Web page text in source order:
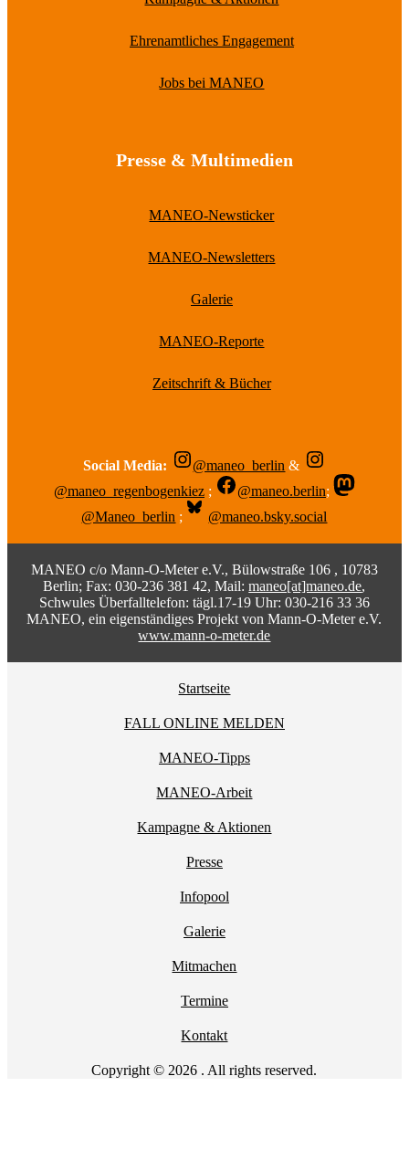
Ehrenamtliches Engagement
Jobs bei MANEO
Presse & Multimedien
MANEO-Newsticker
MANEO-Newsletters
Galerie
MANEO-Reporte
Zeitschrift & Bücher
Social Media: @maneo_berlin &
@maneo_regenbogenkiez ; @maneo.berlin;
@Maneo_berlin ; @maneo.bsky.social
MANEO c/o Mann-O-Meter e.V., Bülowstraße 106 , 10783
Berlin; Fax: 030-236 381 42, Mail:maneo[at]maneo.de,
Schwules Überfalltelefon: tägl.17-19 Uhr: 030-216 33 36
MANEO, ein eigenständiges Projekt von Mann-O-Meter e.V.
www.mann-o-meter.de
Startseite
FALL ONLINE MELDEN
MANEO-Tipps
MANEO-Arbeit
Kampagne & Aktionen
Presse
Infopool
Galerie
Mitmachen
Termine
Kontakt
Copyright © 2026 . All rights reserved.